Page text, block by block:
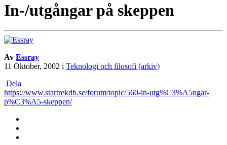
In-/utgångar på skeppen
Av Essray
11 Oktober, 2002 i Teknologi och filosofi (arkiv)
Dela
https://www.startrekdb.se/forum/topic/560-in-utg%C3%A5ngar-
p%C3%A5-skeppen/